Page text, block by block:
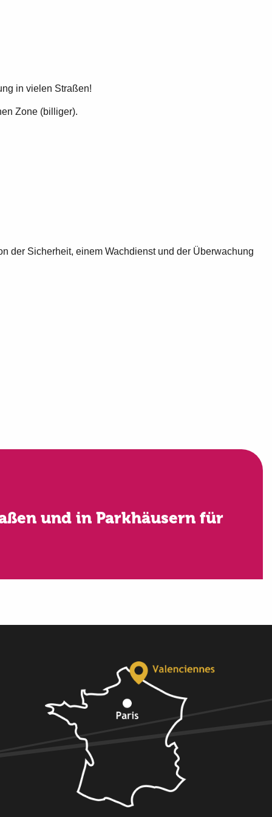
in vielen Straßen!
Zone (billiger).
der Sicherheit, einem Wachdienst und der Überwachung
und in Parkhäusern für